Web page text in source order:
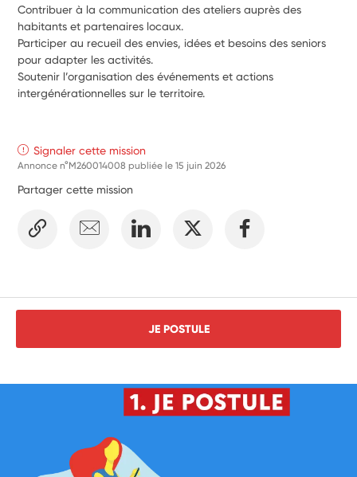
Contribuer à la communication des ateliers auprès des
habitants et partenaires locaux.
Participer au recueil des envies, idées et besoins des seniors
pour adapter les activités.
Soutenir l’organisation des événements et actions
intergénérationnelles sur le territoire.
Signaler cette mission
Annonce n°M260014008 publiée le15 juin 2026
Partager cette mission
JE POSTULE